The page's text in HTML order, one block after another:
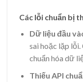
Các lỗi chuẩn bị
Dữ liệu đầu
sai hoặc lặp lỗi.
chuẩn hóa dữ
Thiếu API